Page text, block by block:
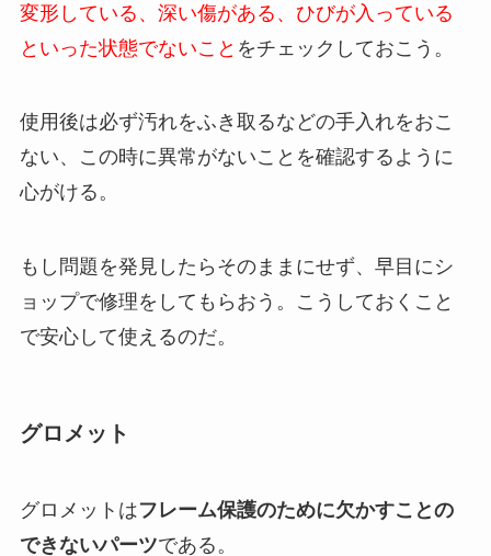
変形している、深い傷がある、ひびが入っている
といった状態でないこと をチェックしておこう。
使用後は必ず汚れをふき取るなどの手入れをおこ
ない、この時に異常がないことを確認するように
心がける。
もし問題を発見したらそのままにせず、早目にシ
ョップで修理をしてもらおう。こうしておくこと
で安心して使えるのだ。
グロメット
グロメットはフレーム保護のために欠かすことの
できないパーツである。